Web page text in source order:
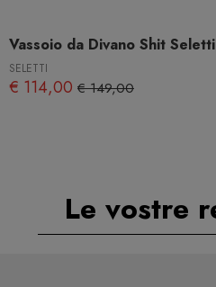
Vassoio da Divano Shit Seletti
SELETTI
€ 114,00 € 149,00
Le vostre